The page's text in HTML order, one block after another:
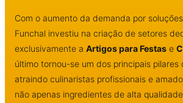
Com o aumento da demanda por
Funchal investiu na criação de setores
exclusivamente a Artigos para Festas e
último tornou-se um dos principais pilares
atraindo culinaristas profissionais e
não apenas ingredientes de alta